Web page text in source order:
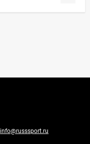
info@russsport.ru